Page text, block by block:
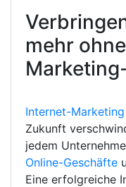
mehr
Internet-Marketing
Zukunft
jedem
Online-Geschäfte
Eine erfolgreiche